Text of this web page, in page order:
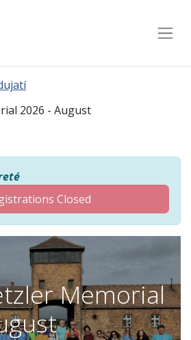
2026 - August
Closed
Memorial